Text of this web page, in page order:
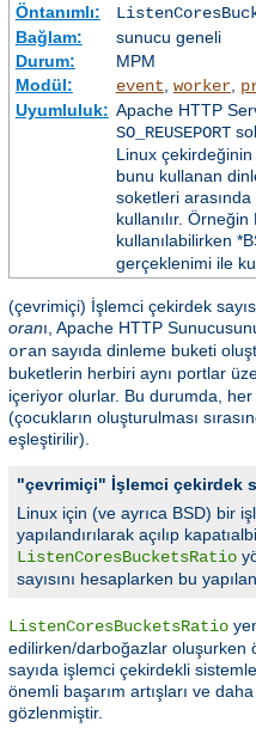
Öntanımlı:
Bağlam:
sunucu geneli
Durum:
MPM
Modül:
event, worker,
Uyumluluk: Apache HTTP
SO_REUSEPORT
Linux çekirdeğinin
bunu kullanan
soketleri arasında
kullanılır.
kullanılabilirken
gerçeklenimi ile
(çevrimiçi) İşlemci çekirdek
oranı, Apache HTTP
oran sayıda dinleme buketi
buketlerin herbiri aynı portlar
içeriyor olurlar. Bu durumda,
(çocukların oluşturulması
eşleştirilir).
"çevrimiçi" İşlemci çekirdek
Linux için (ve ayrıca BSD) bir
yapılandırılarak açılıp
ListenCoresBucketsRatio
sayısını hesaplarken bu
ListenCoresBucketsRatio
edilirken/darboğazlar oluşurken
sayıda işlemci çekirdekli
önemli başarım artışları ve
gözlenmiştir.